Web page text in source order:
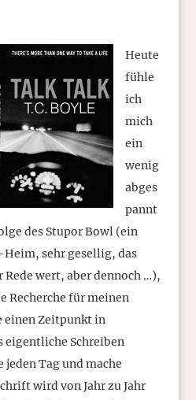
Heute
fühle
ich
mich
ein
wenig
abges
pannt
des Stupor Bowl (ein
sehr gesellig, das
wert, aber dennoch …),
Recherche für meinen
einen Zeitpunkt in
eigentliche Schreiben
Tag und mache
wird von Jahr zu Jahr